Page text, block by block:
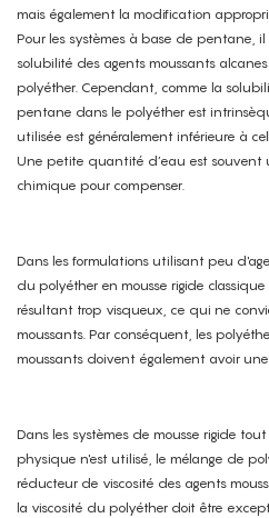
mais également la modification
Pour les systèmes à base de pentane,
solubilité des agents moussants
polyéther. Cependant, comme la
pentane dans le polyéther est
utilisée est généralement inférieure à
Une petite quantité d’eau est souvent
chimique pour compenser.
Dans les formulations utilisant peu
du polyéther en mousse rigide
résultant trop visqueux, ce qui ne
moussants. Par conséquent, les
moussants doivent également avoir
Dans les systèmes de mousse rigide
physique n'est utilisé, le mélange de
réducteur de viscosité des agents
la viscosité du polyéther doit être